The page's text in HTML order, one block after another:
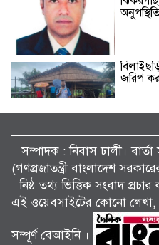
জরিপ
কয়রায়
সড়ক
কাঞ্চন
উপজেলা
সম্পাদক : নিবাস ঢালী।
(গণপ্রজাতন্ত্রী বাংলাদেশ
নিষ্ঠ তথ্য ভিত্তিক সংবাদ
এই ওয়েবসাইটের কোনো লেখা,
সম্পূর্ণ বেআইনি ।